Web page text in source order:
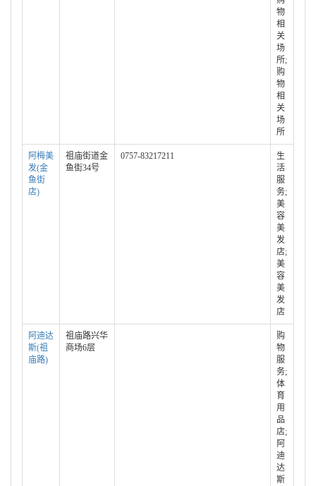
物
相
关
场
所;
购
物
相
关
场
所
阿梅美
发(金
鱼街
店)
祖庙街道金
鱼街34号
0757-83217211
生
活
服
务;
美
容
美
发
店;
美
容
美
发
店
阿迪达
斯(祖
庙路)
祖庙路兴华
商场6层
购
物
服
务;
体
育
用
品
店;
阿
迪
达
斯